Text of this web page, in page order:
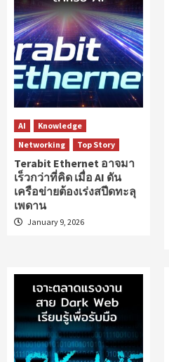
AI
Knowledge
Networking
Top Story
Terabit Ethernet อาจมา
เร็วกว่าที่คิด เมื่อ AI ดัน
เครือข่ายต้องเร่งสปีดทะลุ
เพดาน
January 9, 2026